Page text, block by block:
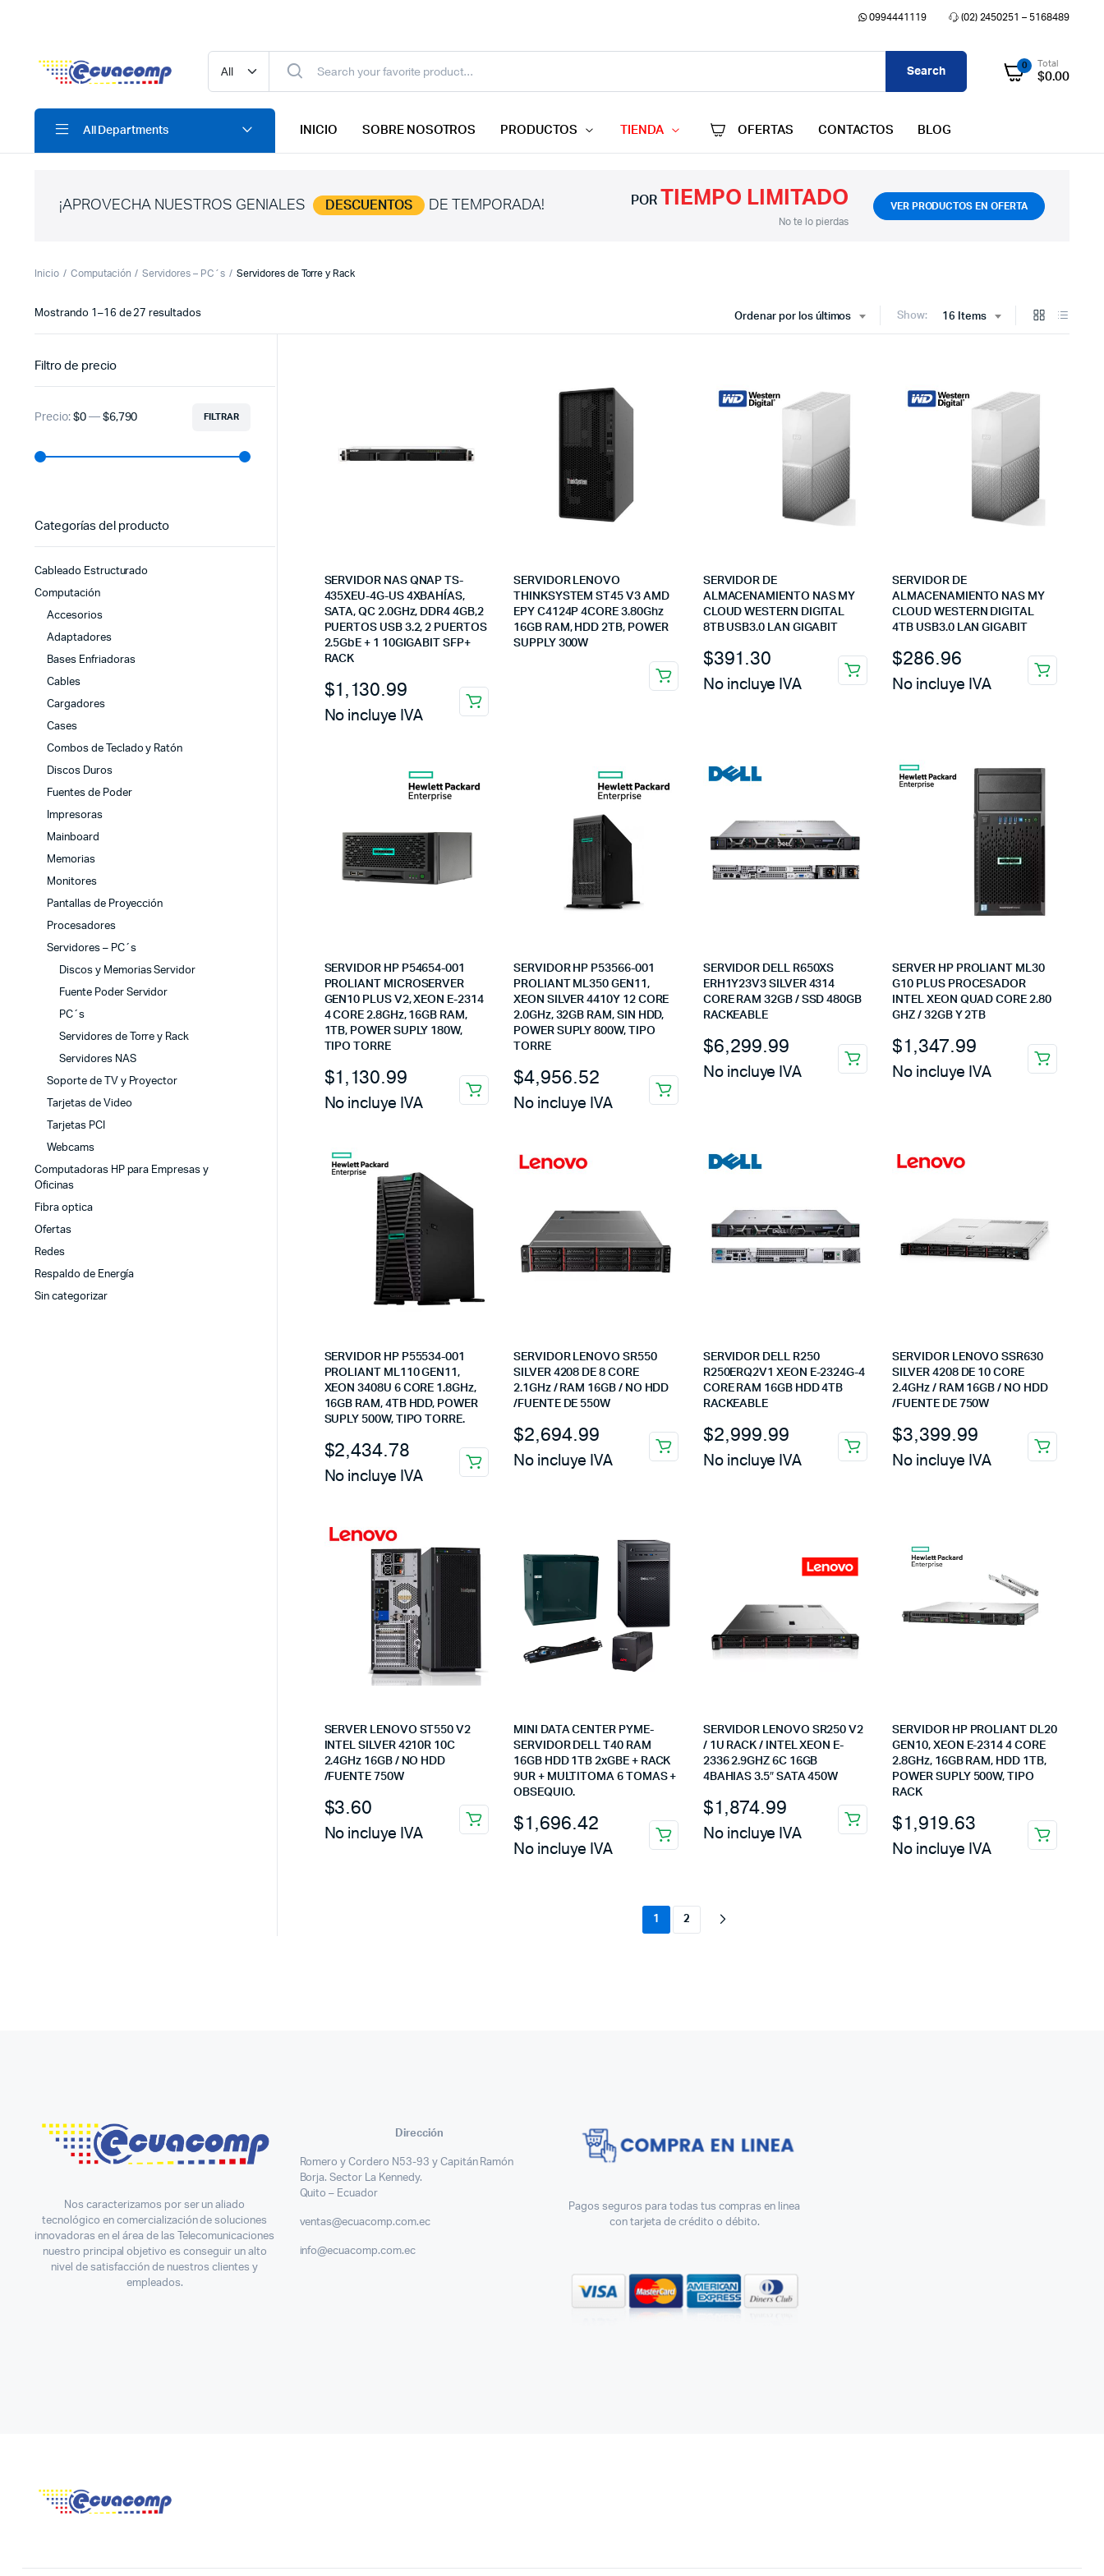
0994441119 (02) 2450251 – 5168489
Search 0 Total
$0.00
All Departments INICIO SOBRE NOSOTROS PRODUCTOS TIENDA OFERTAS CONTACTOS BLOG
¡APROVECHA NUESTROS GENIALES DESCUENTOS DE TEMPORADA! POR TIEMPO LIMITADO
No te lo pierdas
VER PRODUCTOS EN OFERTA
Inicio Computación Servidores – PC´s Servidores de Torre y Rack
Ordenar por los últimos Show: 16 Items
Mostrando 1–16 de 27 resultadosOrdenado
SERVIDOR NAS QNAP TS-
435XEU-4G-US 4XBAHÍAS,
SATA, QC 2.0GHz, DDR4 4GB,2
PUERTOS USB 3.2, 2 PUERTOS
2.5GbE + 1 10GIGABIT SFP+
RACK
$1,130.99
No incluye IVA
SERVIDOR LENOVO
THINKSYSTEM ST45 V3 AMD
EPY C4124P 4CORE 3.80Ghz
16GB RAM, HDD 2TB, POWER
SUPPLY 300W
SERVIDOR DE
ALMACENAMIENTO NAS MY
CLOUD WESTERN DIGITAL
8TB USB3.0 LAN GIGABIT
$391.30
No incluye IVA
SERVIDOR DE
ALMACENAMIENTO NAS MY
CLOUD WESTERN DIGITAL
4TB USB3.0 LAN GIGABIT
$286.96
No incluye IVA
SERVIDOR HP P54654-001
PROLIANT MICROSERVER
GEN10 PLUS V2, XEON E-2314
4 CORE 2.8GHz, 16GB RAM,
1TB, POWER SUPLY 180W,
TIPO TORRE
$1,130.99
No incluye IVA
SERVIDOR HP P53566-001
PROLIANT ML350 GEN11,
XEON SILVER 4410Y 12 CORE
2.0GHz, 32GB RAM, SIN HDD,
POWER SUPLY 800W, TIPO
TORRE
$4,956.52
No incluye IVA
SERVIDOR DELL R650XS
ERH1Y23V3 SILVER 4314
CORE RAM 32GB / SSD 480GB
RACKEABLE
$6,299.99
No incluye IVA
SERVER HP PROLIANT ML30
G10 PLUS PROCESADOR
INTEL XEON QUAD CORE 2.80
GHZ / 32GB Y 2TB
$1,347.99
No incluye IVA
SERVIDOR HP P55534-001
PROLIANT ML110 GEN11,
XEON 3408U 6 CORE 1.8GHz,
16GB RAM, 4TB HDD, POWER
SUPLY 500W, TIPO TORRE.
$2,434.78
No incluye IVA
SERVIDOR LENOVO SR550
SILVER 4208 DE 8 CORE
2.1GHz / RAM 16GB / NO HDD
/FUENTE DE 550W
$2,694.99
No incluye IVA
SERVIDOR DELL R250
R250ERQ2V1 XEON E-2324G-4
CORE RAM 16GB HDD 4TB
RACKEABLE
$2,999.99
No incluye IVA
SERVIDOR LENOVO SSR630
SILVER 4208 DE 10 CORE
2.4GHz / RAM 16GB / NO HDD
/FUENTE DE 750W
$3,399.99
No incluye IVA
SERVER LENOVO ST550 V2
INTEL SILVER 4210R 10C
2.4GHz 16GB / NO HDD
/FUENTE 750W
$3.60
No incluye IVA
MINI DATA CENTER PYME-
SERVIDOR DELL T40 RAM
16GB HDD 1TB 2xGBE + RACK
9UR + MULTITOMA 6 TOMAS +
OBSEQUIO.
$1,696.42
No incluye IVA
SERVIDOR LENOVO SR250 V2
/ 1U RACK / INTEL XEON E-
2336 2.9GHZ 6C 16GB
4BAHIAS 3.5″ SATA 450W
$1,874.99
No incluye IVA
SERVIDOR HP PROLIANT DL20
GEN10, XEON E-2314 4 CORE
2.8GHz, 16GB RAM, HDD 1TB,
POWER SUPLY 500W, TIPO
RACK
$1,919.63
No incluye IVA
1 2
Filtro de precio
FILTRAR
Precio: $0— $6,790
Categorías del producto
Cableado Estructurado
Computación
Accesorios
Adaptadores
Bases Enfriadoras
Cables
Cargadores
Cases
Combos de Teclado y Ratón
Discos Duros
Fuentes de Poder
Impresoras
Mainboard
Memorias
Monitores
Pantallas de Proyección
Procesadores
Servidores – PC´s
Discos y Memorias Servidor
Fuente Poder Servidor
PC´s
Servidores de Torre y Rack
Servidores NAS
Soporte de TV y Proyector
Tarjetas de Video
Tarjetas PCI
Webcams
Computadoras HP para Empresas y
Oficinas
Fibra optica
Ofertas
Redes
Respaldo de Energía
Sin categorizar
Nos caracterizamos por ser un aliado
tecnológico en comercialización de soluciones
innovadoras en el área de las Telecomunicaciones
nuestro principal objetivo es conseguir un alto
nivel de satisfacción de nuestros clientes y
empleados.
Dirección
Romero y Cordero N53-93 y Capitán Ramón
Borja. Sector La Kennedy.
Quito – Ecuador
ventas@ecuacomp.com.ec
info@ecuacomp.com.ec
Pagos seguros para todas tus compras en linea
con tarjeta de crédito o débito.